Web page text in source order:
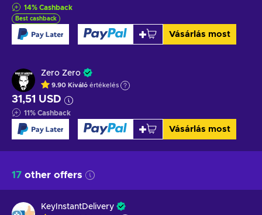
14% Cashback
Best cashback
Vásárlás most
Zero Zero
9.90 Kiváló értékelés
31,51 USD
11% Cashback
Vásárlás most
17 other offers
KeyInstantDelivery